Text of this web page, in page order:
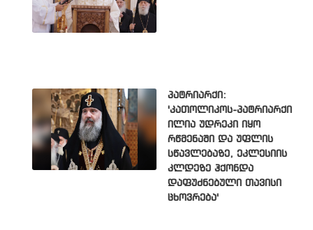
პატრიარქი:
'კათოლიკოს-პატრიარქი
ილია უდრეკი იყო
რწმენაში და უფლის
სწავლებაზე, ეკლესიის
კლდეზე ჰქონდა
დაფუძნებული თავისი
ცხოვრება'